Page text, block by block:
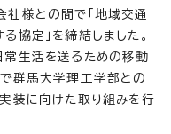
様との間で「地域交通
協定」を締結しました。
常生活を送るための移動
群馬大学理工学部との
装に向けた取り組みを行